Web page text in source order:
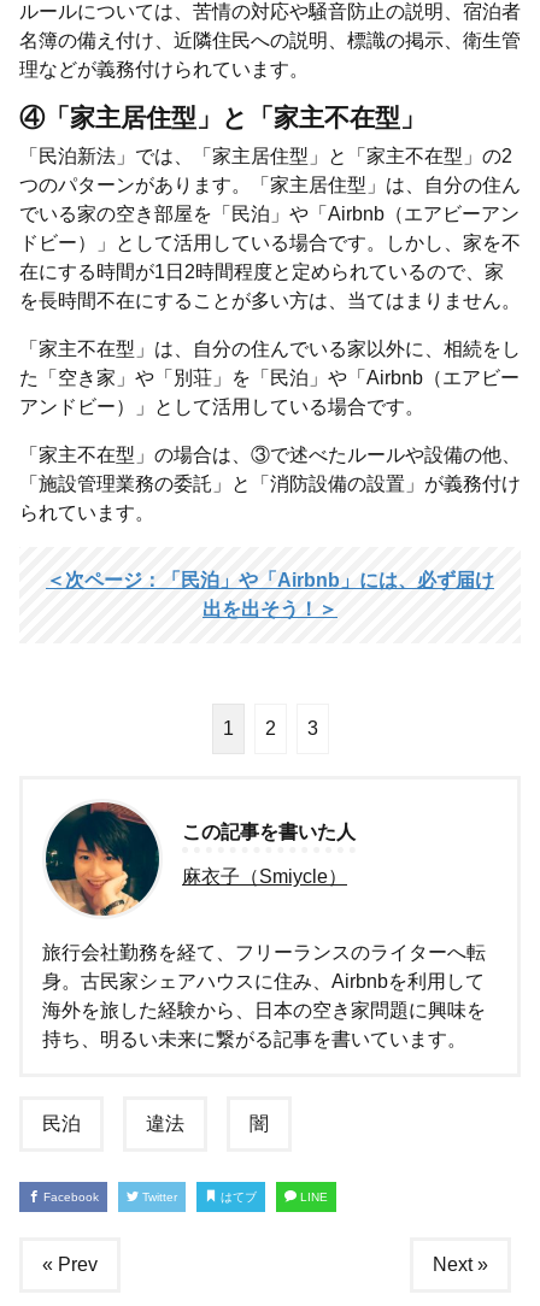
ルールについては、苦情の対応や騒音防止の説明、宿泊者
名簿の備え付け、近隣住民への説明、標識の掲示、衛生管
理などが義務付けられています。
④「家主居住型」と「家主不在型」
「民泊新法」では、「家主居住型」と「家主不在型」の2
つのパターンがあります。「家主居住型」は、自分の住ん
でいる家の空き部屋を「民泊」や「Airbnb（エアビーアン
ドビー）」として活用している場合です。しかし、家を不
在にする時間が1日2時間程度と定められているので、家
を長時間不在にすることが多い方は、当てはまりません。
「家主不在型」は、自分の住んでいる家以外に、相続をし
た「空き家」や「別荘」を「民泊」や「Airbnb（エアビー
アンドビー）」として活用している場合です。
「家主不在型」の場合は、③で述べたルールや設備の他、
「施設管理業務の委託」と「消防設備の設置」が義務付け
られています。
＜次ページ：「民泊」や「Airbnb」には、必ず届け
出を出そう！＞
1 2 3
この記事を書いた人
麻衣子（Smiycle）
旅行会社勤務を経て、フリーランスのライターへ転
身。古民家シェアハウスに住み、Airbnbを利用して
海外を旅した経験から、日本の空き家問題に興味を
持ち、明るい未来に繋がる記事を書いています。
民泊 違法 闇
Facebook Twitter はてブ LINE
« Prev Next »